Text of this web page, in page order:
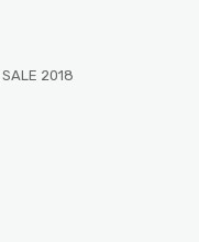
2018